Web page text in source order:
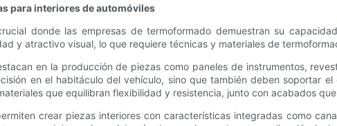
para interiores de automóviles
donde las empresas de termoformado demuestran su
y atractivo visual, lo que requiere técnicas y materiales de
en la producción de piezas como paneles de instrumentos,
en el habitáculo del vehículo, sino que también deben soportar
que equilibran flexibilidad y resistencia, junto con acabados
crear piezas interiores con características integradas como